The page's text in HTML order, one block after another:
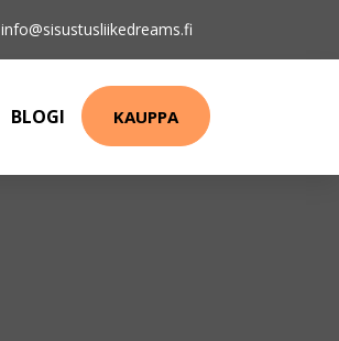
info@sisustusliikedreams.fi
BLOGI KAUPPA